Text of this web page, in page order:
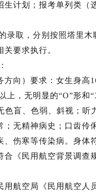
计划；报考单列类（
录取，分别按照塔里木
要求执行。
方向）要求：女生身高
，无明显的“O”形和
盲、色弱、斜视；听
无精神病史；口齿伶
伤寒等传染病。身体
《民用航空背景调查
航空局《民用航空人